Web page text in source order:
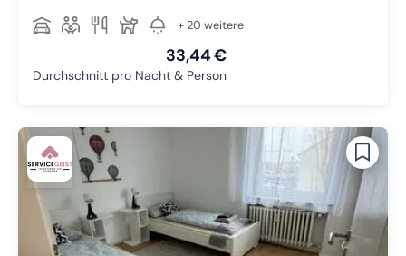
+ 20 weitere
33,44 €
Durchschnitt pro Nacht & Person